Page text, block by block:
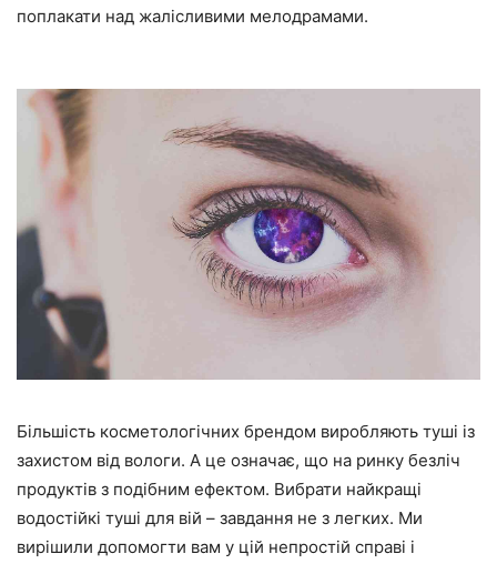
поплакати над жалісливими мелодрамами.
Більшість косметологічних брендом виробляють туші із
захистом від вологи. А це означає, що на ринку безліч
продуктів з подібним ефектом. Вибрати найкращі
водостійкі туші для вій – завдання не з легких. Ми
вирішили допомогти вам у цій непростій справі і